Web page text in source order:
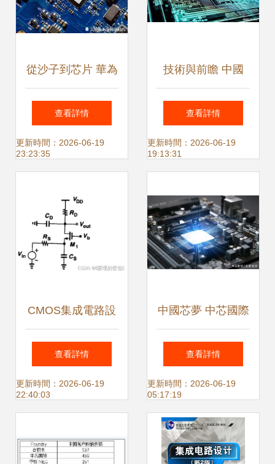
從沙子到芯片 華為
自建工廠的突圍路
徑與成敗分析
查看詳情
更新時間：2026-06-19
23:23:35
技術與前瞻 中國
EDA頭部企業華大
九天的未來發展布
查看詳情
更新時間：2026-06-19
19:13:31
CMOS集成電路設
計入門指南 從理論
到實踐的十六步
查看詳情
更新時間：2026-06-19
22:40:03
中國芯夢 中芯國際
攜手華為共筑集成
電路未來
查看詳情
更新時間：2026-06-19
05:17:19